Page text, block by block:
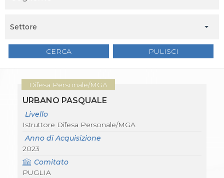
Attività Didattica
Lotta
La disciplina
News
Attività Didattica
Karate
Settore
CERCA PULISCI
Difesa Personale/MGA
URBANO PASQUALE
Livello
Istruttore Difesa Personale/MGA
Anno di Acquisizione
2023
Comitato
PUGLIA